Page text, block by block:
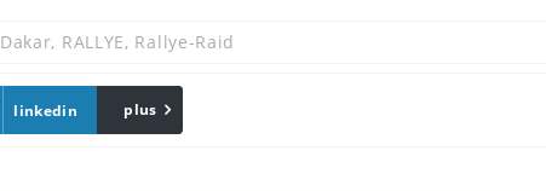
Dakar, RALLYE, Rallye-Raid
linkedin Email
plus